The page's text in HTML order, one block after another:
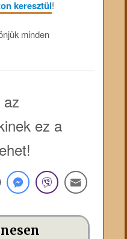
keresztül!
minden
ez a